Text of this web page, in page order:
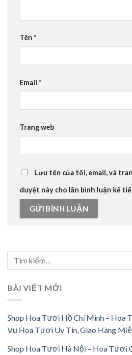
Tên *
Email *
Trang web
Lưu tên của tôi, email, và
duyệt này cho lần bình luận kế
BÀI VIẾT MỚI
Shop Hoa Tươi Hồ Chí Minh – Hoa
Vụ Hoa Tươi Uy Tín, Giao Hàng
Shop Hoa Tươi Hà Nội – Hoa Tươi